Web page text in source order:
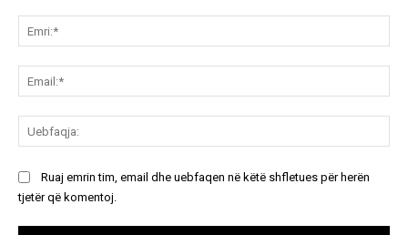
Ruaj emrin tim, email dhe uebfaqen në këtë shfletues për herën
tjetër që komentoj.